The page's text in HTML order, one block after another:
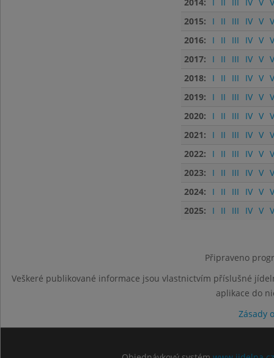
2015:
I II III IV V
2016:
I II III IV V
2017:
I II III IV V
2018:
I II III IV V
2019:
I II III IV V
2020:
I II III IV V
2021:
I II III IV V
2022:
I II III IV V
2023:
I II III IV V
2024:
I II III IV V
2025:
I II III IV V
Připraveno
Veškeré publikované informace jsou vlastnictvím příslušné
aplikace do
Zásady